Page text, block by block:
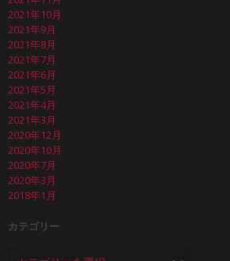
2021年10月
2021年9月
2021年8月
2021年7月
2021年6月
2021年5月
2021年4月
2021年3月
2020年12月
2020年10月
2020年7月
2020年3月
2018年1月
カテゴリー